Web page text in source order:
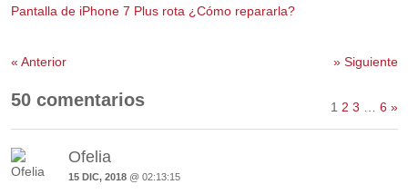
Pantalla de iPhone 7 Plus rota ¿Cómo repararla?
« Anterior »Siguiente
50 comentarios 1 2 3 … 6 »
Ofelia
15 DIC, 2018@ 02:13:15